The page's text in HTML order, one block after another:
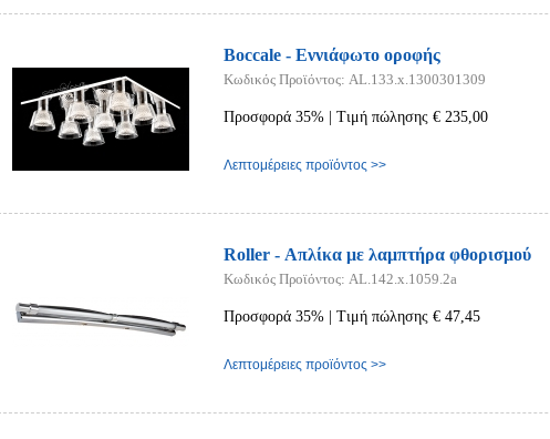
Boccale - Εννιάφωτο οροφής
Κωδικός Προϊόντος: AL.133.x.1300301309
Προσφορά 35% | Τιμή πώλησης € 235,00
Λεπτομέρειες προϊόντος >>
Roller - Απλίκα με λαμπτήρα φθορισμού
Κωδικός Προϊόντος: AL.142.x.1059.2a
Προσφορά 35% | Τιμή πώλησης € 47,45
Λεπτομέρειες προϊόντος >>